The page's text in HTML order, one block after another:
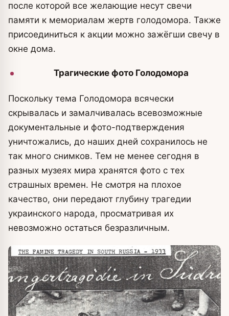
после которой все желающие несут свечи
памяти к мемориалам жертв голодомора. Также
присоединиться к акции можно зажёгши свечу в
окне дома.
Трагические фото Голодомора
Поскольку тема Голодомора всячески
скрывалась и замалчивалась всевозможные
документальные и фото-подтверждения
уничтожались, до наших дней сохранилось не
так много снимков. Тем не менее сегодня в
разных музеях мира хранятся фото с тех
страшных времен. Не смотря на плохое
качество, они передают глубину трагедии
украинского народа, просматривая их
невозможно остаться безразличным.